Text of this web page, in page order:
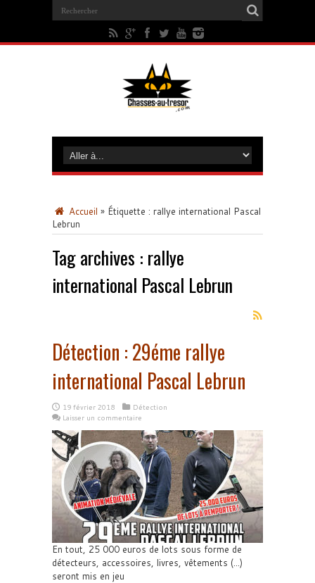
Accueil » Étiquette : rallye international Pascal
Lebrun
Tag archives : rallye
international Pascal Lebrun
Détection : 29éme rallye
international Pascal Lebrun
19 février 2018
Détection
Laisser un commentaire
En tout, 25 000 euros de lots sous forme de
détecteurs, accessoires, livres, vêtements (...)
seront mis en jeu